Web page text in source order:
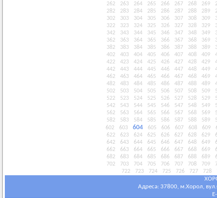
262
263 264 265 266 267 268 269
282
283 284 285 286 287 288 289
302
303 304 305 306 307 308 309
322
323 324 325 326 327 328 329
342
343 344 345 346 347 348 349
362
363 364 365 366 367 368 369
382
383 384 385 386 387 388 389
402
403 404 405 406 407 408 409
422
423 424 425 426 427 428 429
442
443 444 445 446 447 448 449
462
463 464 465 466 467 468 469
482
483 484 485 486 487 488 489
502
503 504 505 506 507 508 509
522
523 524 525 526 527 528 529
542
543 544 545 546 547 548 549
562
563 564 565 566 567 568 569
582
583 584 585 586 587 588 589
602
603 604 605 606 607 608 609
622
623 624 625 626 627 628 629
642
643 644 645 646 647 648 649
662
663 664 665 666 667 668 669
682
683 684 685 686 687 688 689
702
703 704 705 706 707 708 709
722
723 724 725 726 727 728
Адреса: 37800, м.Хорол,